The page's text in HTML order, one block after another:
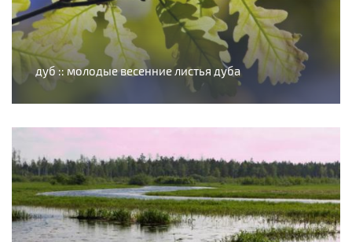
дуб :: молодые весенние листья дуба